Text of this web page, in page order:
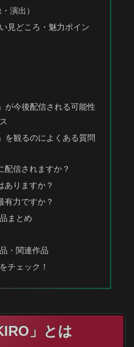
演出）
見どころ・魅力ポイン
が今後配信される可能性
を観るのによくある質問
配信されますか？
ありますか？
有力ですか？
まとめ
・関連作品
チェック！
」とは